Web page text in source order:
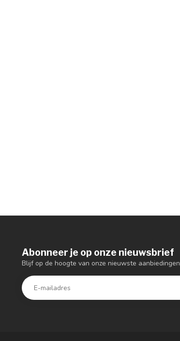
Abonneer je op onze nieuwsbrief
Blijf op de hoogte van onze nieuwste aanbiedingen